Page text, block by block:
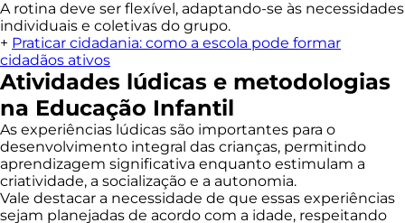
A rotina deve ser flexível, adaptando-se às necessidades
individuais e coletivas do grupo.
+ Praticar cidadania: como a escola pode formar
cidadãos ativos
Atividades lúdicas e metodologias
na Educação Infantil
As experiências lúdicas são importantes para o
desenvolvimento integral das crianças, permitindo
aprendizagem significativa enquanto estimulam a
criatividade, a socialização e a autonomia.
Vale destacar a necessidade de que essas experiências
sejam planejadas de acordo com a idade, respeitando